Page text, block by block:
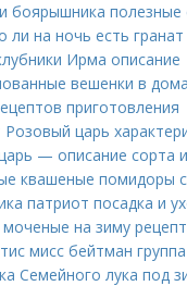
боярышника
на ночь есть гранат
Ирма описание
вешенки в
приготовления
царь
— описание сорта
квашеные помидоры
патриот
на зиму
мисс бейтман
Семейного лука под